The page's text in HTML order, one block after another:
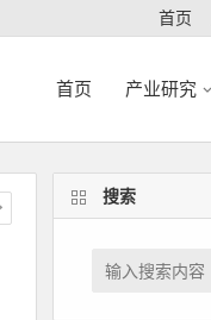
首页
首页 产业研究
搜索